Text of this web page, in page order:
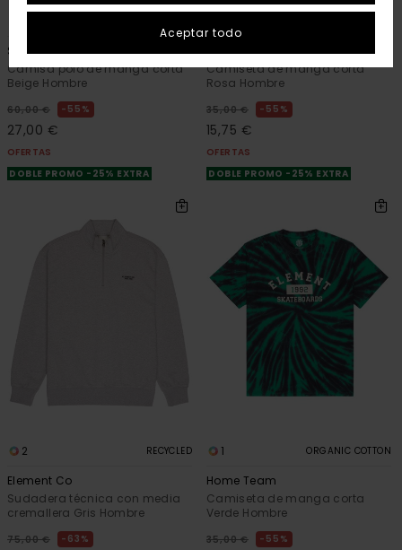
Script
Camisa polo de manga corta
Beige Hombre
60,00 € 55%
27,00 €
OFERTAS
DOBLE PROMO -25% EXTRA
Pool Draining
Camiseta de manga corta
Rosa Hombre
35,00 € 55%
15,75 €
OFERTAS
DOBLE PROMO -25% EXTRA
2 RECYCLED
Element Co
Sudadera técnica con media
cremallera Gris Hombre
75,00 € 63%
1 ORGANIC COTTON
Home Team
Camiseta de manga corta
Verde Hombre
35,00 € 55%
Aceptar todo